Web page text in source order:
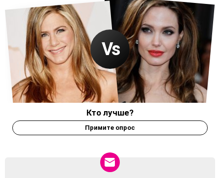
Кто лучше?
Примите опрос